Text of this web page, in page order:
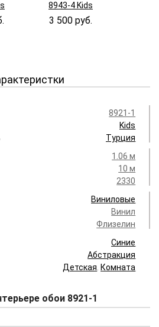
8943-4 Kids
3 500 руб.
8921-1
Kids
Турция
1.06 м
10 м
2330
Виниловые
Винил
Флизелин
Синие
Абстракция
Детская .Комната
обои 8921-1